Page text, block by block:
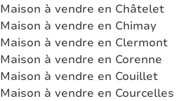
Maison à vendre en Châtelet
Maison à vendre en Chimay
Maison à vendre en Clermont
Maison à vendre en Corenne
Maison à vendre en Couillet
Maison à vendre en Courcelles